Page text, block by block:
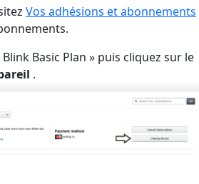
Vos adhésions et abonnements
Basic Plan » puis cliquez sur le
.